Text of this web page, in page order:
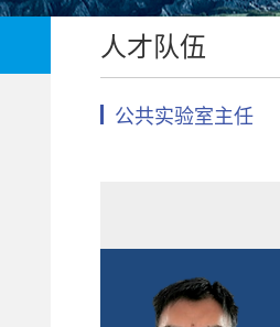
人才队伍
公共实验室主任